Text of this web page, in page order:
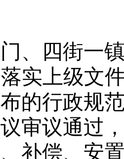
、四街一
实上级文
的行政规
审议通过
补偿、安